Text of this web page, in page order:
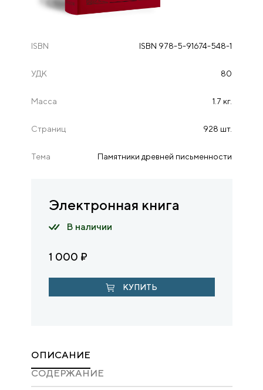
ISBN ISBN 978-5-91674-548-1
УДК 80
Масса 1.7 кг.
Страниц 928 шт.
Тема Памятники древней письменности
Электронная книга
В наличии
1 000 ₽
КУПИТЬ
ОПИСАНИЕ
CОДЕРЖАНИЕ